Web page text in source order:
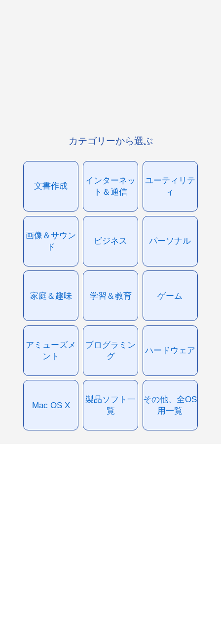
カテゴリーから選ぶ
文書作成
インターネッ
ト＆通信
ユーティリテ
ィ
画像＆サウン
ド
ビジネス パーソナル
家庭＆趣味 学習＆教育 ゲーム
アミューズメ
ント
プログラミン
グ
ハードウェア
Mac OS X
製品ソフト一
覧
その他、全OS
用一覧